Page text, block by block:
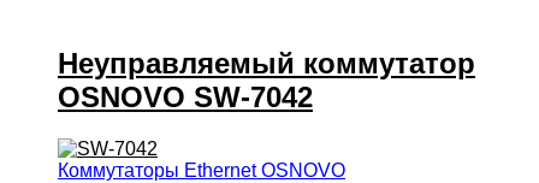
Неуправляемый коммутатор
OSNOVO SW-7042
Коммутаторы Ethernet OSNOVO